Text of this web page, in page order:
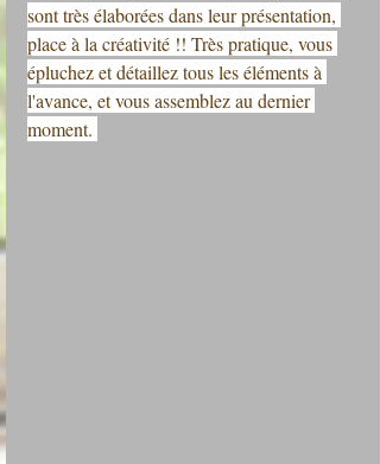
sont très élaborées dans leur présentation,
place à la créativité !! Très pratique, vous
épluchez et détaillez tous les éléments à
l'avance, et vous assemblez au dernier
moment.